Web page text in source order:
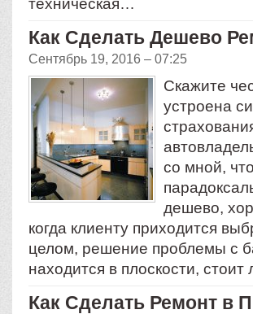
техническая…
Как Сделать Дешево
Сентябрь 19, 2016 – 07:25
Скажите
устроена
со мной,
дешево,
когда клиенту приходится
целом, решение проблемы с
находится в плоскости,
Как Сделать Ремонт в